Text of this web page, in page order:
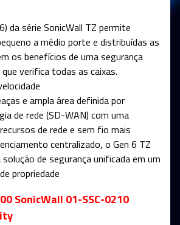
da série SonicWall TZ permite
a médio porte e distribuídas as
os benefícios de uma segurança
verifica todas as caixas.
e ampla área definida por
de rede (SD-WAN) com uma
de rede e sem fio mais
centralizado, o Gen 6 TZ
de segurança unificada em um
propriedade
SonicWall 01-SSC-0210